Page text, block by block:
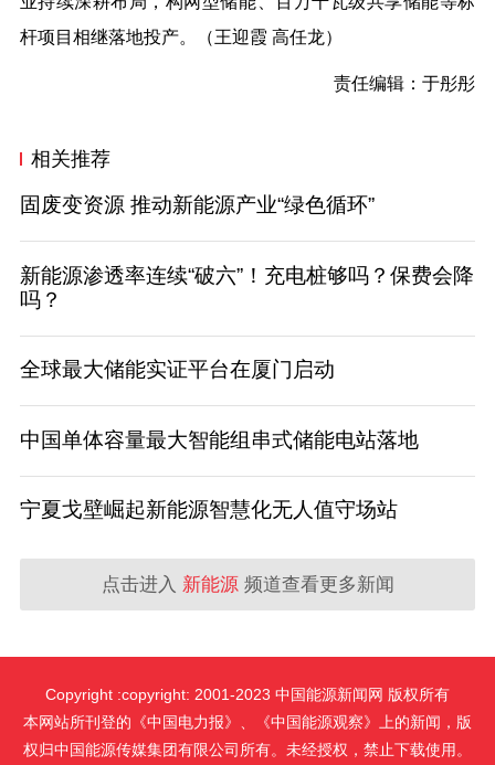
杆项目相继落地投产。（王迎霞 高任龙）
责任编辑：于彤彤
相关推荐
固废变资源 推动新能源产业“绿色循环”
新能源渗透率连续“破六”！充电桩够吗？保费会降
吗？
全球最大储能实证平台在厦门启动
中国单体容量最大智能组串式储能电站落地
宁夏戈壁崛起新能源智慧化无人值守场站
点击进入 新能源频道查看更多新闻
Copyright :copyright: 2001-2023 中国能源新闻网 版权所有
本网站所刊登的《中国电力报》、《中国能源观察》上的新闻，版
权归中国能源传媒集团有限公司所有。未经授权，禁止下载使用。